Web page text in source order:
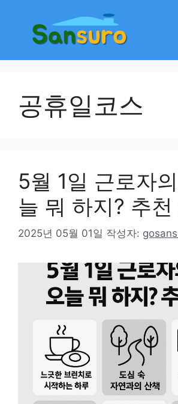
공휴일코스
5월 1일 근로자
늘 뭐 하지? 추천
2025년 05월 01일 작성자: